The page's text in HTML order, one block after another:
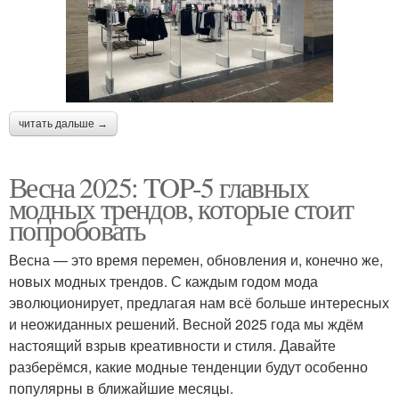
читать дальше →
Весна 2025: TOP-5 главных
модных трендов, которые стоит
попробовать
Весна — это время перемен, обновления и, конечно же,
новых модных трендов. С каждым годом мода
эволюционирует, предлагая нам всё больше интересных
и неожиданных решений. Весной 2025 года мы ждём
настоящий взрыв креативности и стиля. Давайте
разберёмся, какие модные тенденции будут особенно
популярны в ближайшие месяцы.